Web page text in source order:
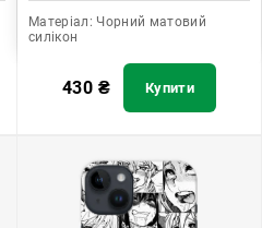
Матеріал: Чорний матовий
силікон
430 ₴ Купити